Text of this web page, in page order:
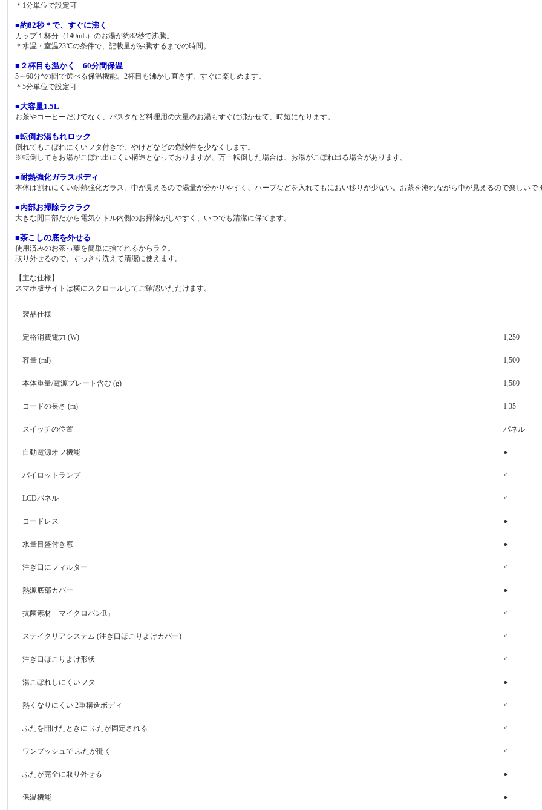
＊1分単位で設定可
■約82秒＊で、すぐに沸く
カップ１杯分（140mL）のお湯が約82秒で沸騰。
＊水温・室温23℃の条件で、記載量が沸騰するまでの時間。
■２杯目も温かく 60分間保温
5～60分*の間で選べる保温機能。2杯目も沸かし直さず、すぐに楽しめます。
＊5分単位で設定可
■大容量1.5L
お茶やコーヒーだけでなく、パスタなど料理用の大量のお湯もすぐに沸かせて、時短になります。
■転倒お湯もれロック
倒れてもこぼれにくいフタ付きで、やけどなどの危険性を少なくします。
※転倒してもお湯がこぼれ出にくい構造となっておりますが、万一転倒した場合は、お湯がこぼれ出る場合があります。
■耐熱強化ガラスボディ
本体は割れにくい耐熱強化ガラス。中が見えるので湯量が分かりやすく、ハーブなどを入れてもにおい移りが少ない。お茶を淹れながら中が見えるので楽しいで
■内部お掃除ラクラク
大きな開口部だから電気ケトル内側のお掃除がしやすく、いつでも清潔に保てます。
■茶こしの底を外せる
使用済みのお茶っ葉を簡単に捨てれるからラク。
取り外せるので、すっきり洗えて清潔に使えます。
【主な仕様】
スマホ版サイトは横にスクロールしてご確認いただけます。
製品仕様
定格消費電力 (W) 1,250
容量 (ml) 1,500
本体重量/電源プレート含む (g) 1,580
コードの長さ (m) 1.35
スイッチの位置 パネル
自動電源オフ機能 ●
パイロットランプ ×
LCDパネル ×
コードレス ●
水量目盛付き窓 ●
注ぎ口にフィルター ×
熱源底部カバー ●
抗菌素材「マイクロバンR」 ×
ステイクリアシステム (注ぎ口ほこりよけカバー) ×
注ぎ口ほこりよけ形状 ×
湯こぼれしにくいフタ ●
熱くなりにくい 2重構造ボディ ×
ふたを開けたときに ふたが固定される ×
ワンプッシュで ふたが開く ×
ふたが完全に取り外せる ●
保温機能 ●